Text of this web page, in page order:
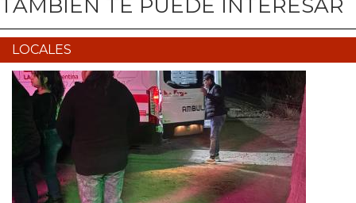
TAMBIÉN TE PUEDE INTERESAR
LOCALES